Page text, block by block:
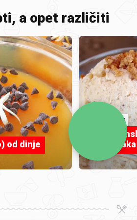
a opet različiti
od dinje
MALALILI
lješnjaka